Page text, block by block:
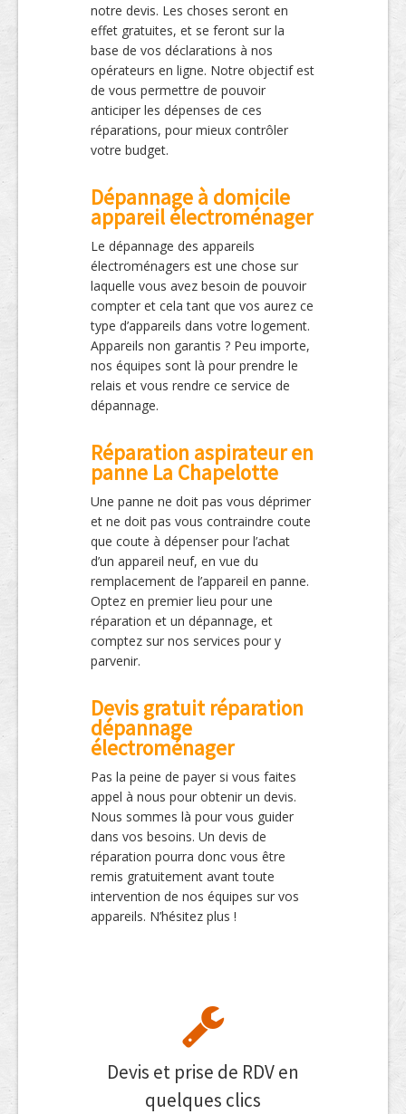
notre devis. Les choses seront en
effet gratuites, et se feront sur la
base de vos déclarations à nos
opérateurs en ligne. Notre objectif est
de vous permettre de pouvoir
anticiper les dépenses de ces
réparations, pour mieux contrôler
votre budget.
Dépannage à domicile
appareil électroménager
Le dépannage des appareils
électroménagers est une chose sur
laquelle vous avez besoin de pouvoir
compter et cela tant que vos aurez ce
type d’appareils dans votre logement.
Appareils non garantis ? Peu importe,
nos équipes sont là pour prendre le
relais et vous rendre ce service de
dépannage.
Réparation aspirateur en
panne La Chapelotte
Une panne ne doit pas vous déprimer
et ne doit pas vous contraindre coute
que coute à dépenser pour l’achat
d’un appareil neuf, en vue du
remplacement de l’appareil en panne.
Optez en premier lieu pour une
réparation et un dépannage, et
comptez sur nos services pour y
parvenir.
Devis gratuit réparation
dépannage
électroménager
Pas la peine de payer si vous faites
appel à nous pour obtenir un devis.
Nous sommes là pour vous guider
dans vos besoins. Un devis de
réparation pourra donc vous être
remis gratuitement avant toute
intervention de nos équipes sur vos
appareils. N’hésitez plus !
Devis et prise de RDV en
quelques clics